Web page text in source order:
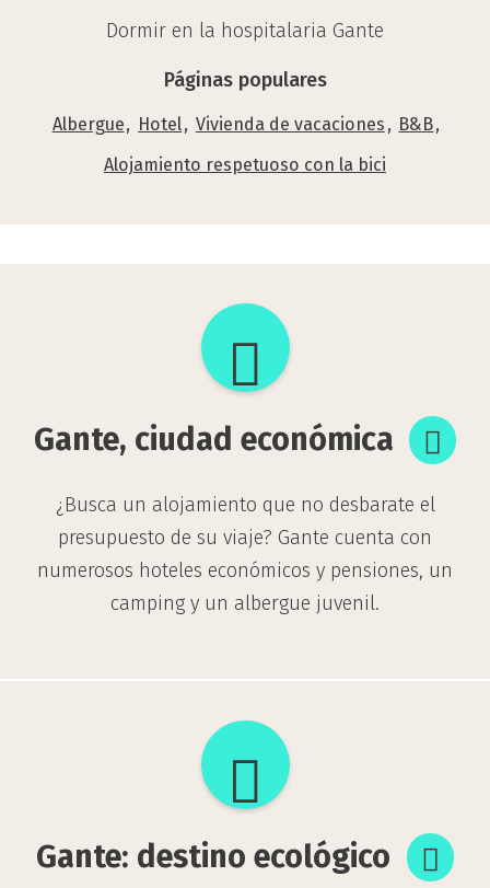
Dormir en la hospitalaria Gante
Páginas populares
Albergue Hotel Vivienda de vacaciones
B&B
Alojamiento respetuoso con la bici
Gante, ciudad económica
¿Busca un alojamiento que no desbarate el
presupuesto de su viaje? Gante cuenta con
numerosos hoteles económicos y pensiones, un
camping y un albergue juvenil.
económica
Gante: destino ecológico
ecológico